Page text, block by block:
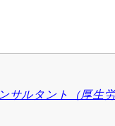
サルタント（厚生労